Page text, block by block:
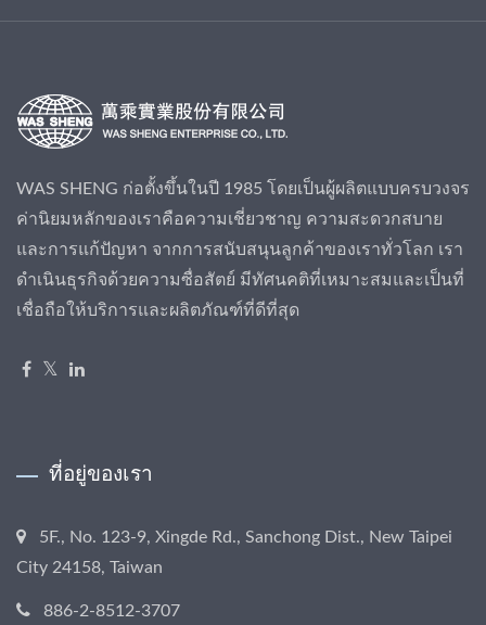
WAS SHENG ก่อตั้งขึ้นในปี 1985 โดยเป็นผู้ผลิตแบบครบวงจร
ค่านิยมหลักของเราคือความเชี่ยวชาญ ความสะดวกสบาย
และการแก้ปัญหา จากการสนับสนุนลูกค้าของเราทั่วโลก เรา
ดำเนินธุรกิจด้วยความซื่อสัตย์ มีทัศนคติที่เหมาะสมและเป็นที่
เชื่อถือให้บริการและผลิตภัณฑ์ที่ดีที่สุด
ที่อยู่ของเรา
5F., No. 123-9, Xingde Rd., Sanchong Dist., New Taipei
City 24158, Taiwan
886-2-8512-3707